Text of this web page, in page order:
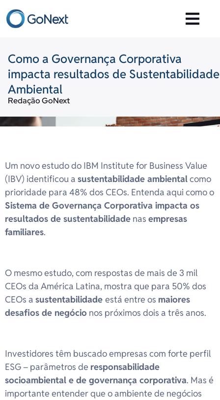
Como a Governança Corporativa
impacta resultados de Sustentabilidade
Ambiental
Redação GoNext
Um novo estudo do IBM Institute for Business Value
(IBV) identificou a sustentabilidade ambientalcomo
prioridade para 48% dos CEOs. Entenda aqui como o
Sistema de Governança Corporativa impacta os
resultados de sustentabilidade nas empresas
familiares.
O mesmo estudo, com respostas de mais de 3 mil
CEOs da América Latina, mostra que para 50% dos
CEOs a sustentabilidade está entre os maiores
desafios de negócio nos próximos dois a três anos.
Investidores têm buscado empresas com forte perfil
ESG – parâmetros de responsabilidade
socioambiental e de governança corporativa. Mas é
importante entender que o ambiente de negócios